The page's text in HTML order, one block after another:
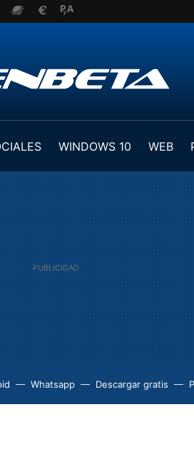
WINDOWS 10 WEB
Whatsapp Descargar gratis